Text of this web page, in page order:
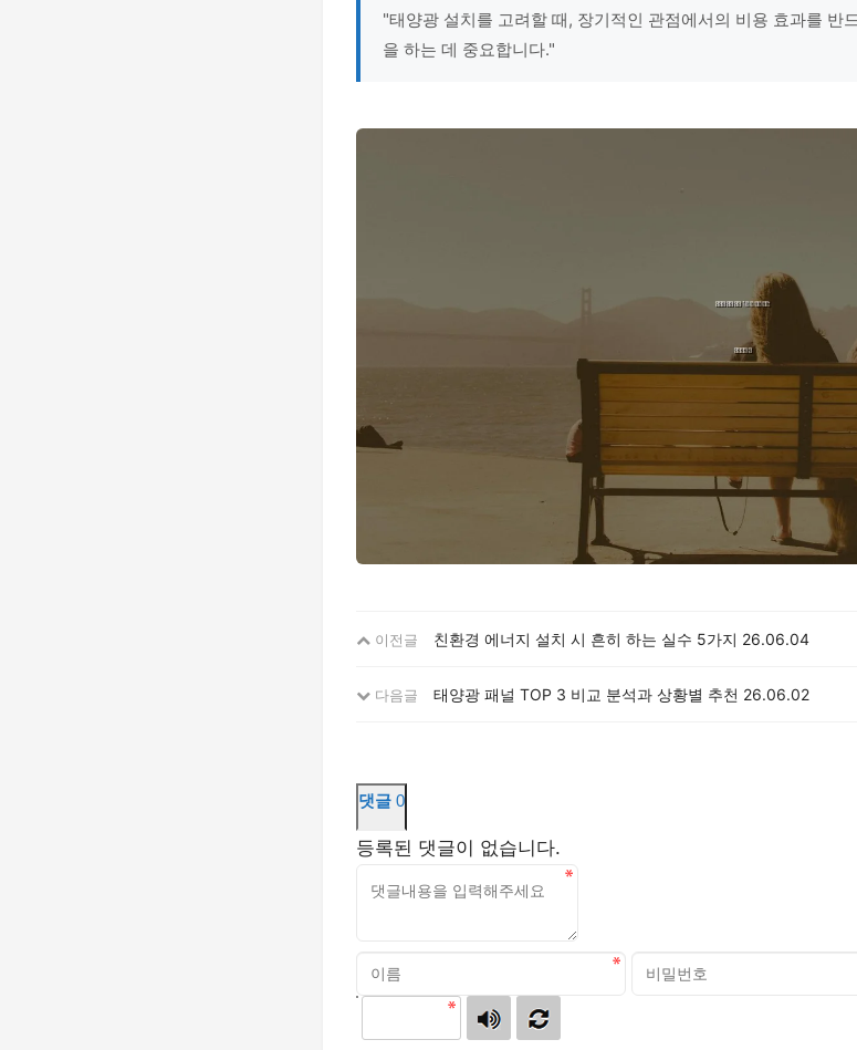
"태양광 설치를 고려할 때, 장기적인 관점에서의 비용 효과를 반
을 하는 데 중요합니다."
이전글 친환경 에너지 설치 시 흔히 하는 실수 5가지 26.06.04
다음글 태양광 패널 TOP 3 비교 분석과 상황별 추천 26.06.02
댓글 0
등록된 댓글이 없습니다.